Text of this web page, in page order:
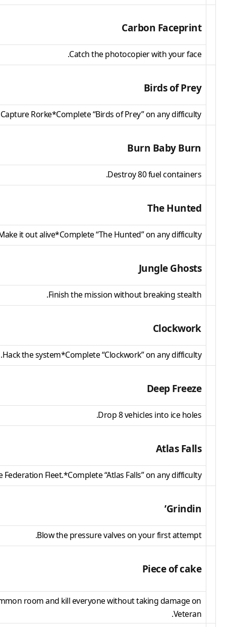
Carbon Faceprint
Catch the photocopier with your face.
Birds of Prey
Capture Rorke*Complete “Birds of Prey” on any difficulty.
Burn Baby Burn
Destroy 80 fuel containers.
The Hunted
it out alive*Complete “The Hunted” on any difficulty.
Jungle Ghosts
Finish the mission without breaking stealth.
Clockwork
Hack the system*Complete “Clockwork” on any difficulty.
Deep Freeze
Drop 8 vehicles into ice holes.
Atlas Falls
Fleet.*Complete “Atlas Falls” on any difficulty.
Grindin’
Blow the pressure valves on your first attempt.
Piece of cake
room and kill everyone without taking damage on
Veteran.